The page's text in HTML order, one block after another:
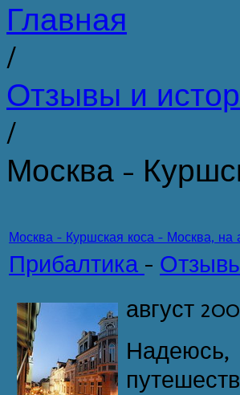
Главная
/
Отзывы и
/
Москва -
Москва - Куршская коса - Москва, на
Прибалтика -
август